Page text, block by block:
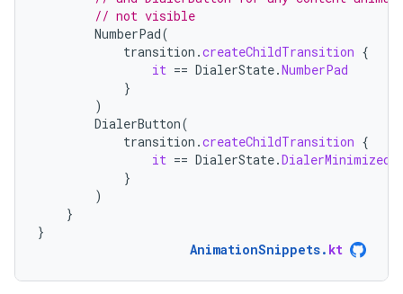
// not visible
NumberPad(
transition .createChildTransition {
it == DialerState.NumberPad
}
)
DialerButton(
transition .createChildTransition {
it == DialerState.DialerMinimized
}
)
}
}
AnimationSnippets. kt